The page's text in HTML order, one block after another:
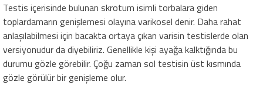
Testis içerisinde bulunan skrotum isimli torbalara giden
toplardamarın genişlemesi olayına varikosel denir. Daha rahat
anlaşılabilmesi için bacakta ortaya çıkan varisin testislerde olan
versiyonudur da diyebiliriz. Genellikle kişi ayağa kalktığında bu
durumu gözle görebilir. Çoğu zaman sol testisin üst kısmında
gözle görülür bir genişleme olur.